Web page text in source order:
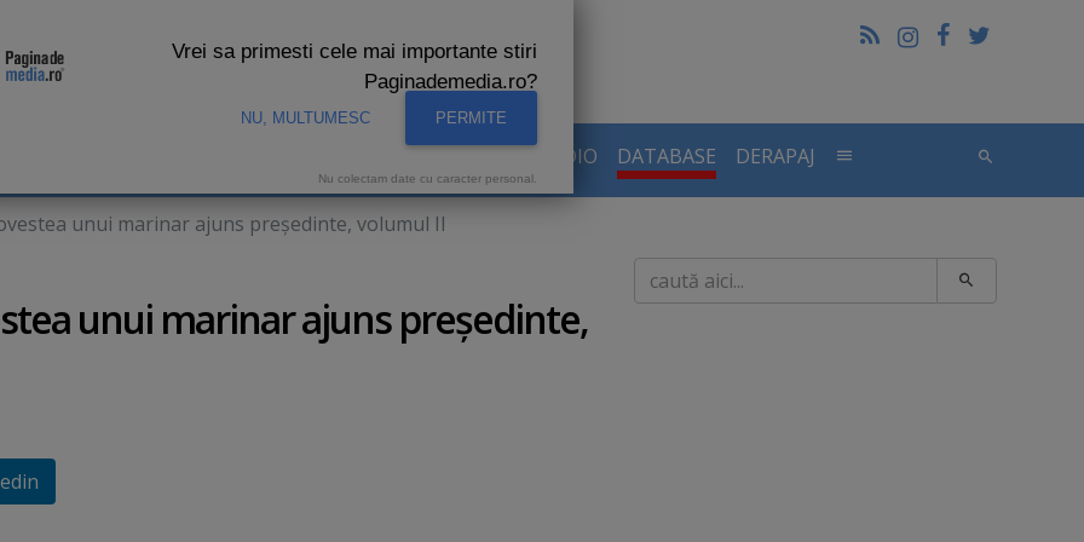
AUDIENTE RADIO DATABASE DERAPAJ
unui marinar ajuns preşedinte, volumul II
unui marinar ajuns preşedinte,
Caută
Vrei sa primesti cele mai importante stiri
Paginademedia.ro?
NU, MULTUMESC PERMITE
Nu colectam date cu caracter personal.